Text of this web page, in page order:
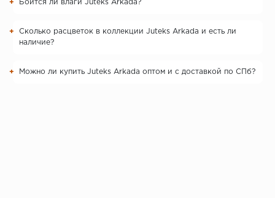
Боится ли влаги Juteks Arkada?
Сколько расцветок в коллекции Juteks Arkada и есть ли
наличие?
Можно ли купить Juteks Arkada оптом и с доставкой по СПб?